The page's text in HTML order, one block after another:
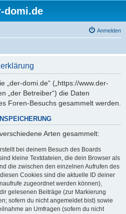
domi.de
Anmelden
„der-domi.de“ („https://www.der-
„der Betreiber“) die Daten
Foren-Besuchs gesammelt werden.
Arten gesammelt:
bei deinem Besuch des Boards
kleine Textdateien, die dein Browser als
die zwischen den einzelnen Aufrufen des
Cookies sind die aktuelle ID deiner
zugeordnet werden können),
gelesenen Beiträge (zur Markierung
sofern du nicht angemeldet bist) sowie
an Umfragen (sofern du nicht